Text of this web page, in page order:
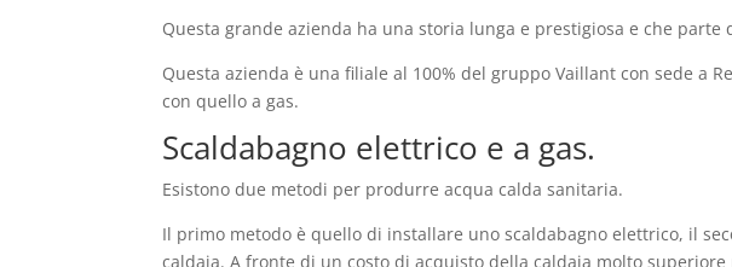
Questa grande azienda ha una storia lunga e prestigiosa e che
Questa azienda è una filiale al 100% del gruppo Vaillant con sede a
con quello a gas.
Scaldabagno elettrico e a gas.
Esistono due metodi per produrre acqua calda sanitaria.
Il primo metodo è quello di installare uno scaldabagno elettrico, il
caldaia. A fronte di un costo di acquisto della caldaia molto